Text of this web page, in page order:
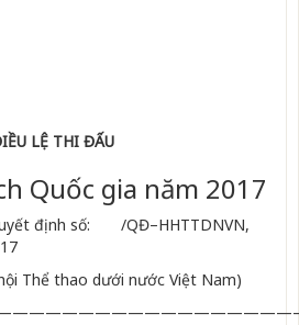
LỆ THI ĐẤU
Quốc gia năm 2017
định số: /QĐ–HHTTDNVN,
Thể thao dưới nước Việt Nam)